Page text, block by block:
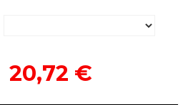
20,72 €